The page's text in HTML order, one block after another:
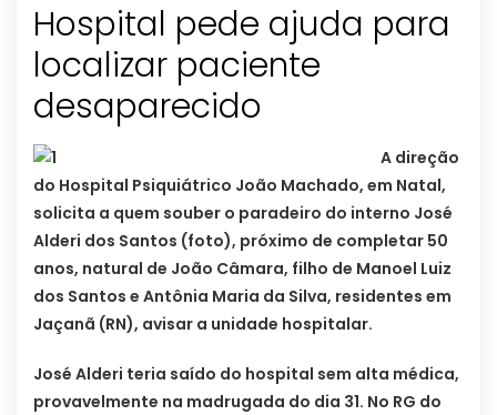
Hospital pede ajuda para
localizar paciente
desaparecido
A direção
do Hospital Psiquiátrico João Machado, em Natal,
solicita a quem souber o paradeiro do interno José
Alderi dos Santos (foto), próximo de completar 50
anos, natural de João Câmara, filho de Manoel Luiz
dos Santos e Antônia Maria da Silva, residentes em
Jaçanã (RN), avisar a unidade hospitalar.
José Alderi teria saído do hospital sem alta médica,
provavelmente na madrugada do dia 31. No RG do